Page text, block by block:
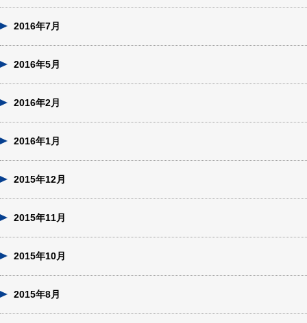
2016年7月
2016年5月
2016年2月
2016年1月
2015年12月
2015年11月
2015年10月
2015年8月